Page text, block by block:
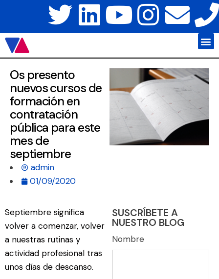
Os presento
nuevos cursos de
formación en
contratación
pública para este
mes de
septiembre
admin
01/09/2020
Septiembre significa
volver a comenzar, volver
a nuestras rutinas y
actividad profesional tras
unos días de descanso.
SUSCRÍBETE A
NUESTRO BLOG
Nombre